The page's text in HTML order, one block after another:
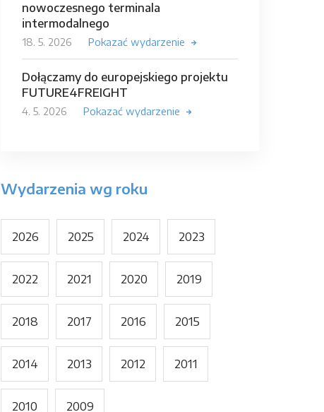
nowoczesnego terminala
intermodalnego
18. 5. 2026 Pokazać wydarzenie
Dołączamy do europejskiego projektu
FUTURE4FREIGHT
4. 5. 2026 Pokazać wydarzenie
Wydarzenia wg roku
2026 2025 2024 2023
2022 2021 2020 2019
2018 2017 2016 2015
2014 2013 2012 2011
2010 2009